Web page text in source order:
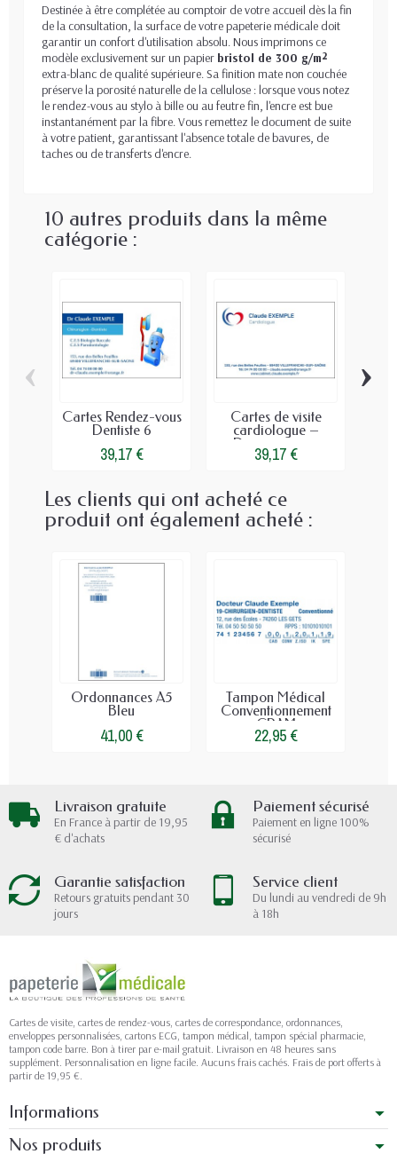
Destinée à être complétée au comptoir de votre accueil dès la fin
de la consultation, la surface de votre papeterie médicale doit
garantir un confort d'utilisation absolu. Nous imprimons ce
modèle exclusivement sur un papier bristol de 300 g/m²
extra-blanc de qualité supérieure. Sa finition mate non couchée
préserve la porosité naturelle de la cellulose : lorsque vous notez
le rendez-vous au stylo à bille ou au feutre fin, l'encre est bue
instantanément par la fibre. Vous remettez le document de suite
à votre patient, garantissant l'absence totale de bavures, de
taches ou de transferts d'encre.
10 autres produits dans la même
catégorie :
Cartes Rendez-vous
Dentiste 6
39,17 €
Cartes de visite
cardiologue –
Design cœur...
39,17 €
‹ ›
Les clients qui ont acheté ce
produit ont également acheté :
Ordonnances A5
Bleu
41,00 €
Tampon Médical
Conventionnement
CPAM
22,95 €
Livraison gratuite
En France à partir de 19,95
€ d'achats
Paiement sécurisé
Paiement en ligne 100%
sécurisé
Garantie satisfaction
Retours gratuits pendant 30
jours
Service client
Du lundi au vendredi de 9h
à 18h
Cartes de visite, cartes de rendez-vous, cartes de correspondance, ordonnances,
enveloppes personnalisées, cartons ECG, tampon médical, tampon spécial pharmacie,
tampon code barre. Bon à tirer par e-mail gratuit. Livraison en 48 heures sans
supplément. Personnalisation en ligne facile. Aucuns frais cachés. Frais de port offerts à
partir de 19,95 €.
Informations
Nos produits